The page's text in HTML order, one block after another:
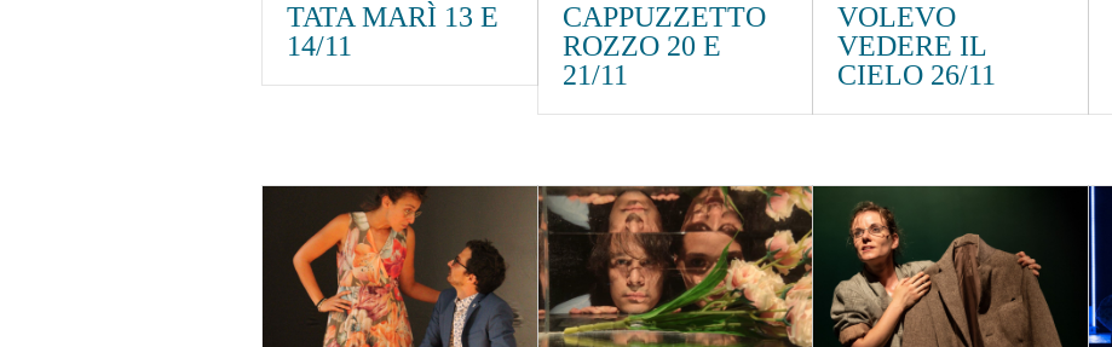
TATA MARÌ 13 E
14/11
CAPPUZZETTO
ROZZO 20 E
21/11
VOLEVO
VEDERE IL
CIELO 26/11